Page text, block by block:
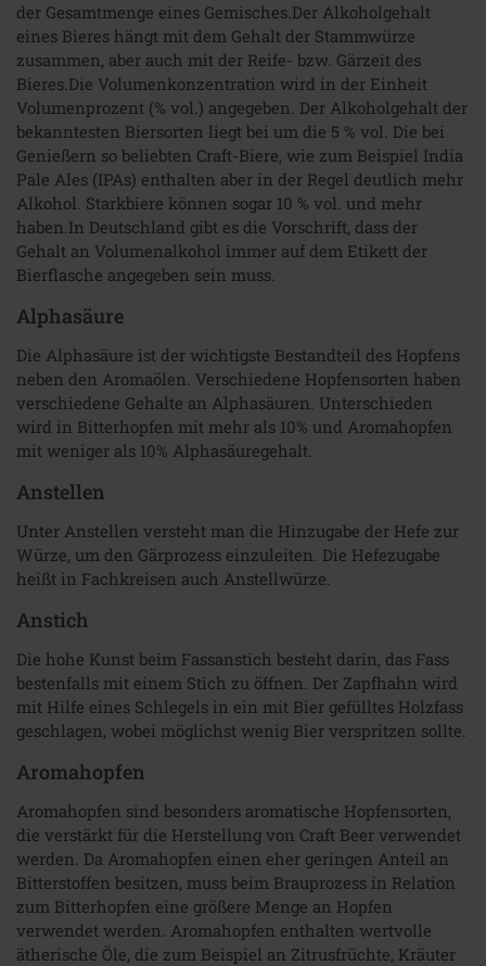
der Gesamtmenge eines Gemisches.Der Alkoholgehalt
eines Bieres hängt mit dem Gehalt der Stammwürze
zusammen, aber auch mit der Reife- bzw. Gärzeit des
Bieres.Die Volumenkonzentration wird in der Einheit
Volumenprozent (% vol.) angegeben. Der Alkoholgehalt der
bekanntesten Biersorten liegt bei um die 5 % vol. Die bei
Genießern so beliebten Craft-Biere, wie zum Beispiel India
Pale Ales (IPAs) enthalten aber in der Regel deutlich mehr
Alkohol. Starkbiere können sogar 10 % vol. und mehr
haben.In Deutschland gibt es die Vorschrift, dass der
Gehalt an Volumenalkohol immer auf dem Etikett der
Bierflasche angegeben sein muss.
Alphasäure
Die Alphasäure ist der wichtigste Bestandteil des Hopfens
neben den Aromaölen. Verschiedene Hopfensorten haben
verschiedene Gehalte an Alphasäuren. Unterschieden
wird in Bitterhopfen mit mehr als 10% und Aromahopfen
mit weniger als 10% Alphasäuregehalt.
Anstellen
Unter Anstellen versteht man die Hinzugabe der Hefe zur
Würze, um den Gärprozess einzuleiten. Die Hefezugabe
heißt in Fachkreisen auch Anstellwürze.
Anstich
Die hohe Kunst beim Fassanstich besteht darin, das Fass
bestenfalls mit einem Stich zu öffnen. Der Zapfhahn wird
mit Hilfe eines Schlegels in ein mit Bier gefülltes Holzfass
geschlagen, wobei möglichst wenig Bier verspritzen sollte.
Aromahopfen
Aromahopfen sind besonders aromatische Hopfensorten,
die verstärkt für die Herstellung von Craft Beer verwendet
werden. Da Aromahopfen einen eher geringen Anteil an
Bitterstoffen besitzen, muss beim Brauprozess in Relation
zum Bitterhopfen eine größere Menge an Hopfen
verwendet werden. Aromahopfen enthalten wertvolle
ätherische Öle, die zum Beispiel an Zitrusfrüchte, Kräuter